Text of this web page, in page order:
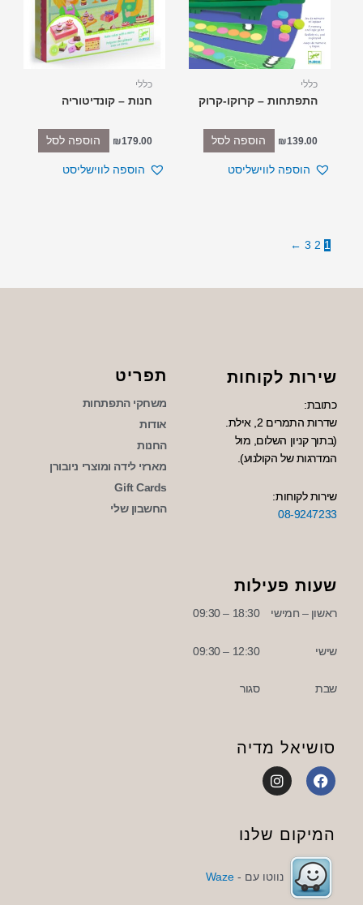
כללי
התפתחות – קרוקו-קרוק
₪139.00 הוספה לסל
הוספה לווישליסט
כללי
חנות – קונדיטוריה
₪179.00 הוספה לסל
הוספה לווישליסט
1
2
3
←
שירות לקוחות
כתובת:
שדרות התמרים 2, אילת.
(בתוך קניון השלום, מול
המדרגות של הקולנוע).
שירות לקוחות:
08-9247233
תפריט
משחקי התפתחות
אודות
החנות
מארזי לידה ומוצרי ניובורן
Gift Cards
החשבון שלי
שעות פעילות
ראשון – חמישי
שישי
שבת
18:30 – 09:30
12:30 – 09:30
סגור
סושיאל מדיה
F
a
b
o
o
k
I
n
a
a
המיקום שלנו
נווטו עם -Waze